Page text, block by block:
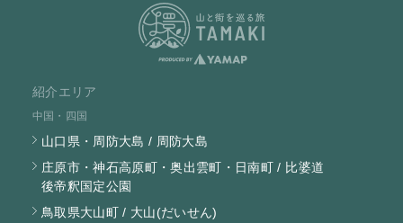
紹介エリア
中国・四国
山口県・周防大島 / 周防大島
庄原市・神石高原町・奥出雲町・日南町 / 比婆道
後帝釈国定公園
鳥取県大山町 / 大山(だいせん)